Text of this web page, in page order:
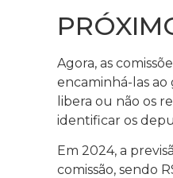
Agora, as
encaminhá-las ao
libera ou não os
identificar os
Em 2024, a
comissão, sendo